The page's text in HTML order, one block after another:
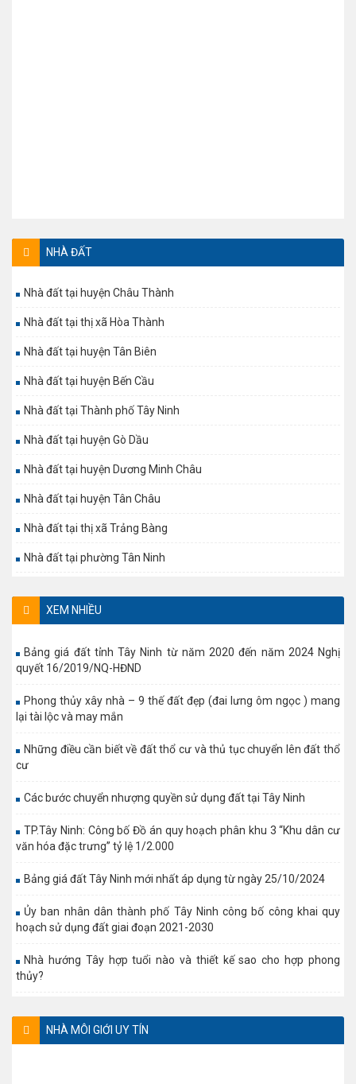
NHÀ ĐẤT
Nhà đất tại huyện Châu Thành
Nhà đất tại thị xã Hòa Thành
Nhà đất tại huyện Tân Biên
Nhà đất tại huyện Bến Cầu
Nhà đất tại Thành phố Tây Ninh
Nhà đất tại huyện Gò Dầu
Nhà đất tại huyện Dương Minh Châu
Nhà đất tại huyện Tân Châu
Nhà đất tại thị xã Trảng Bàng
Nhà đất tại phường Tân Ninh
XEM NHIỀU
Bảng giá đất tỉnh Tây Ninh từ năm 2020 đến năm 2024 Nghị
quyết 16/2019/NQ-HĐND
Phong thủy xây nhà – 9 thế đất đẹp (đai lưng ôm ngọc ) mang
lại tài lộc và may mắn
Những điều cần biết về đất thổ cư và thủ tục chuyển lên đất thổ
cư
Các bước chuyển nhượng quyền sử dụng đất tại Tây Ninh
TP.Tây Ninh: Công bố Đồ án quy hoạch phân khu 3 “Khu dân cư
văn hóa đặc trưng” tỷ lệ 1/2.000
Bảng giá đất Tây Ninh mới nhất áp dụng từ ngày 25/10/2024
Ủy ban nhân dân thành phố Tây Ninh công bố công khai quy
hoạch sử dụng đất giai đoạn 2021-2030
Nhà hướng Tây hợp tuổi nào và thiết kế sao cho hợp phong
thủy?
NHÀ MÔI GIỚI UY TÍN